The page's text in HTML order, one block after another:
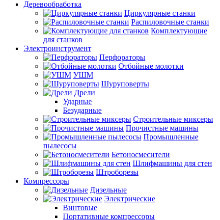
Деревообработка
Циркулярные станки
Распиловочные станки
Комплектующие
для станков
Электроинструмент
Перфораторы
Отбойные молотки
УШМ
Шуруповерты
Дрели
Ударные
Безударные
Строительные миксеры
Прочистные машины
Промышленные
пылесосы
Бетоносмесители
Шлифмашины для стен
Штроборезы
Компрессоры
Дизельные
Электрические
Винтовые
Портативные компрессоры